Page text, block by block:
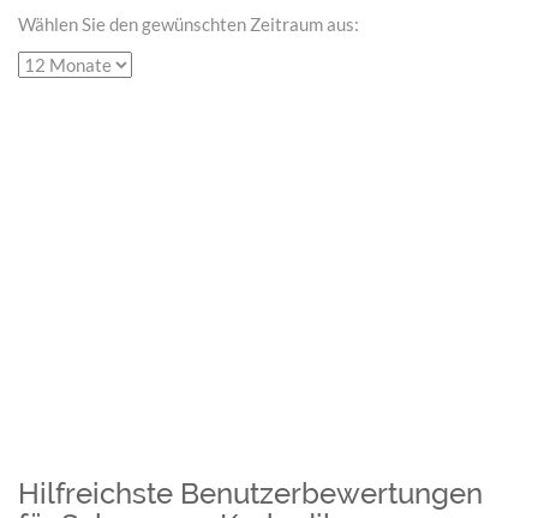
Wählen Sie den gewünschten Zeitraum aus:
Hilfreichste Benutzerbewertungen